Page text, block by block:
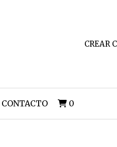
CREAR
CONTACTO 0